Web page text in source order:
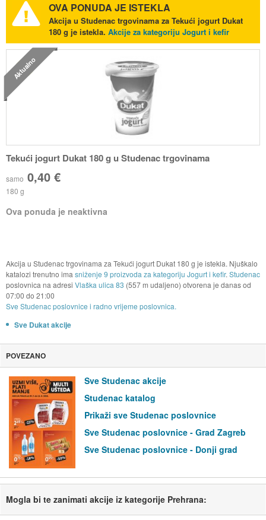
OVA PONUDA JE ISTEKLA
Akcija u Studenac trgovinama za Tekući jogurt Dukat
180 g je istekla. Akcije za kategoriju Jogurt i kefir
Aktualno
Tekući jogurt Dukat 180 g u Studenac trgovinama
samo 0,40 €
180 g
Ova ponuda je neaktivna
Akcija u Studenac trgovinama za Tekući jogurt Dukat 180 g je istekla. Njuškalo
katalozi trenutno ima sniženje 9 proizvoda za kategoriju Jogurt i kefir. Studenac
poslovnica na adresi Vlaška ulica 83 (557 m udaljeno) otvorena je danas od
07:00 do 21:00
Sve Studenac poslovnice i radno vrijeme poslovnica.
Sve Dukat akcije
POVEZANO
Sve Studenac akcije
Studenac katalog
Prikaži sve Studenac poslovnice
Sve Studenac poslovnice - Grad Zagreb
Sve Studenac poslovnice - Donji grad
Mogla bi te zanimati akcije iz kategorije Prehrana: